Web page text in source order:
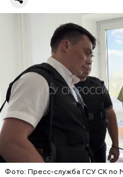
Фото: Пресс-служба ГСУ СК по
Все началось в июне,
обратились в местную
плохое самочувствие.
им точный диагноз,
потерпевших
специалисты
химикат дихлорэтан,
организм супругов
нашли в еде, изъятой
Видео: пресс-служба ГСУ СК
ОТРАВЛЕНИЯ
СЛЕДСТВЕННЫЙ